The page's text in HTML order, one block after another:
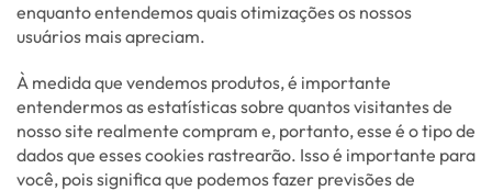
enquanto entendemos quais otimizações os nossos
usuários mais apreciam.
À medida que vendemos produtos, é importante
entendermos as estatísticas sobre quantos visitantes de
nosso site realmente compram e, portanto, esse é o tipo de
dados que esses cookies rastrearão. Isso é importante para
você, pois significa que podemos fazer previsões de